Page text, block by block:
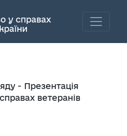
у справах
- Презентація
ветеранів